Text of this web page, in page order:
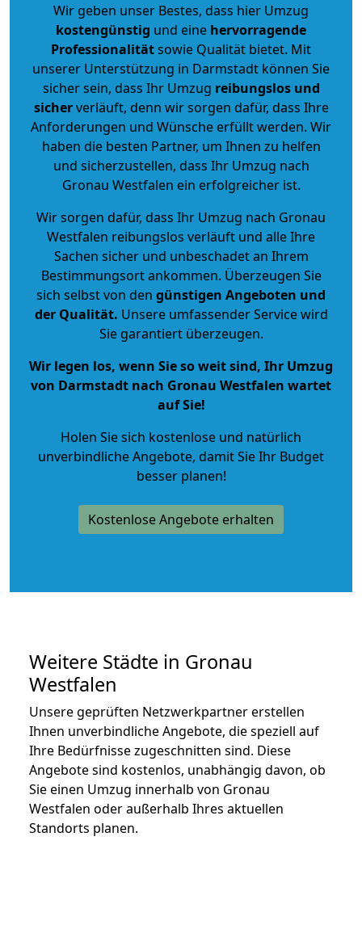
Wir geben unser Bestes, dass hier Umzug
kostengünstig und eine hervorragende
Professionalitätsowie Qualität bietet. Mit
unserer Unterstützung in Darmstadt können Sie
sicher sein, dass Ihr Umzug reibungslos und
sicherverläuft, denn wir sorgen dafür, dass Ihre
Anforderungen und Wünsche erfüllt werden. Wir
haben die besten Partner, um Ihnen zu helfen
und sicherzustellen, dass Ihr Umzug nach
Gronau Westfalen ein erfolgreicher ist.
Wir sorgen dafür, dass Ihr Umzug nach Gronau
Westfalen reibungslos verläuft und alle Ihre
Sachen sicher und unbeschadet an Ihrem
Bestimmungsort ankommen. Überzeugen Sie
sich selbst von den günstigen Angeboten und
der Qualität. Unsere umfassender Service wird
Sie garantiert überzeugen.
Wir legen los, wenn Sie so weit sind, Ihr Umzug
von Darmstadt nach Gronau Westfalen wartet
auf Sie!
Holen Sie sich kostenlose und natürlich
unverbindliche Angebote, damit Sie Ihr Budget
besser planen!
Kostenlose Angebote erhalten
Weitere Städte in Gronau
Westfalen
Unsere geprüften Netzwerkpartner erstellen
Ihnen unverbindliche Angebote, die speziell auf
Ihre Bedürfnisse zugeschnitten sind. Diese
Angebote sind kostenlos, unabhängig davon, ob
Sie einen Umzug innerhalb von Gronau
Westfalen oder außerhalb Ihres aktuellen
Standorts planen.